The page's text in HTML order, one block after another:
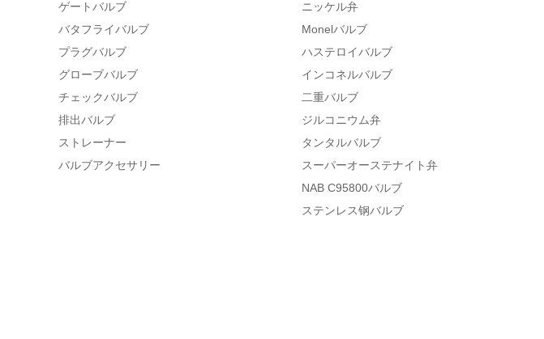
ゲートバルブ
バタフライバルブ
プラグバルブ
グローブバルブ
チェックバルブ
排出バルブ
ストレーナー
バルブアクセサリー
ニッケル弁
Monelバルブ
ハステロイバルブ
インコネルバルブ
二重バルブ
ジルコニウム弁
タンタルバルブ
スーパーオーステナイト弁
NAB C95800バルブ
ステンレス钢バルブ